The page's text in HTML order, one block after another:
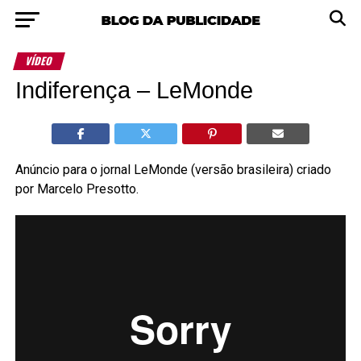
VÍDEO
Indiferença – LeMonde
Anúncio para o jornal LeMonde (versão brasileira) criado
por Marcelo Presotto.